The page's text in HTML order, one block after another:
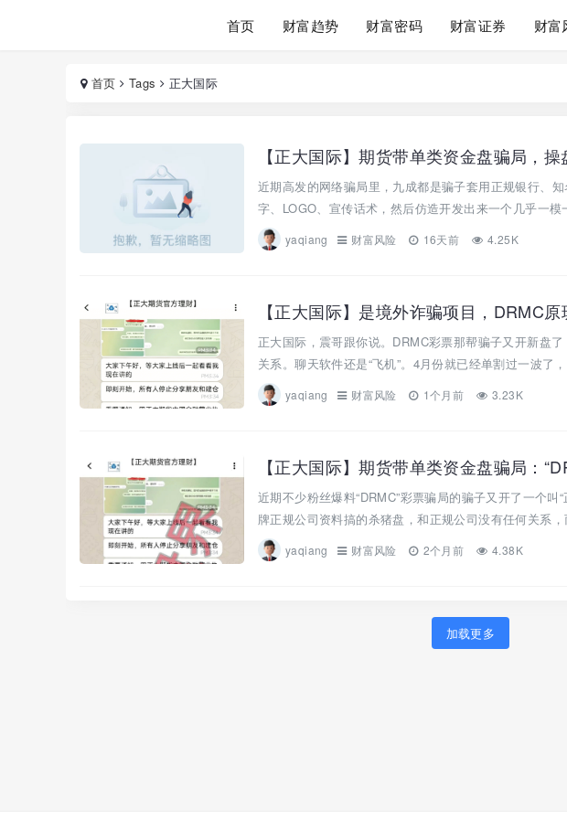
首页 财富趋势 财富密码 财富证券 财富
首页 Tags 正大国际
近期高发的网络骗局里，九成都是骗子套用正规银行、
字、LOGO、宣传话术，然后仿造开发出来一个几乎一
yaqiang 财富风险 16天前 4.25K
【正大国际】是境外诈骗项目，DRMC
正大国际，震哥跟你说。DRMC彩票那帮骗子又开新盘
关系。聊天软件还是“飞机”。4月份就已经单割过一波了
yaqiang 财富风险 1个月前 3.23K
近期不少粉丝爆料“DRMC”彩票骗局的骗子又开了一个
牌正规公司资料搞的杀猪盘，和正规公司没有任何关系
yaqiang 财富风险 2个月前 4.38K
加载更多